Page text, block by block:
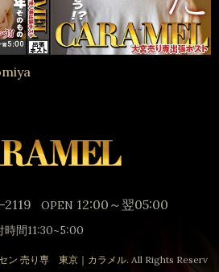
OPEN 12:00 ～ 翌05:00
時間11:30~5:00
ン 売り専 東京｜カラメル. All Rights Reserv